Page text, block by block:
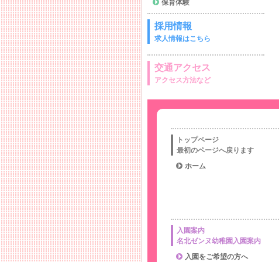
保育体験
採用情報
求人情報はこちら
交通アクセス
アクセス方法など
トップページ
最初のページへ戻ります
ホーム
入園案内
名北ゼンヌ幼稚園入園案内
入園をご希望の方へ